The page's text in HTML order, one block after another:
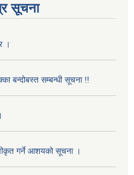
सूचना
।
बन्दोबस्त सम्बन्धी सूचना !!
गर्ने आशयको सूचना ।